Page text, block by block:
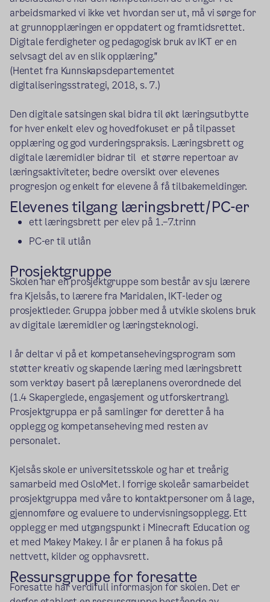
arbeidsmarked vi ikke vet hvordan ser ut, må vi sørge for
at grunnopplæringen er oppdatert og framtidsrettet.
Digitale ferdigheter og pedagogisk bruk av IKT er en
selvsagt del av en slik opplæring."
(Hentet fra Kunnskapsdepartementet
digitaliseringsstrategi, 2018, s. 7.)
Den digitale satsingen skal bidra til økt læringsutbytte
for hver enkelt elev og hovedfokuset er på tilpasset
opplæring og god vurderingspraksis. Læringsbrett og
digitale læremidler bidrar til et større repertoar av
læringsaktiviteter, bedre oversikt over elevenes
progresjon og enkelt for elevene å få tilbakemeldinger.
Elevenes tilgang læringsbrett/PC-er
ett læringsbrett per elev på 1.–7.trinn
PC-er til utlån
Prosjektgruppe
Skolen har en prosjektgruppe som består av sju lærere
fra Kjelsås, to lærere fra Maridalen, IKT-leder og
prosjektleder. Gruppa jobber med å utvikle skolens bruk
av digitale læremidler og læringsteknologi.
I år deltar vi på et kompetansehevingsprogram som
støtter kreativ og skapende læring med læringsbrett
som verktøy basert på læreplanens overordnede del
(1.4 Skaperglede, engasjement og utforskertrang).
Prosjektgruppa er på samlinger for deretter å ha
opplegg og kompetanseheving med resten av
personalet.
Kjelsås skole er universitetsskole og har et treårig
samarbeid med OsloMet. I forrige skoleår samarbeidet
prosjektgruppa med våre to kontaktpersoner om å lage,
gjennomføre og evaluere to undervisningsopplegg. Ett
opplegg er med utgangspunkt i Minecraft Education og
et med Makey Makey. I år er planen å ha fokus på
nettvett, kilder og opphavsrett.
Ressursgruppe for foresatte
Foresatte har verdifull informasjon for skolen. Det er